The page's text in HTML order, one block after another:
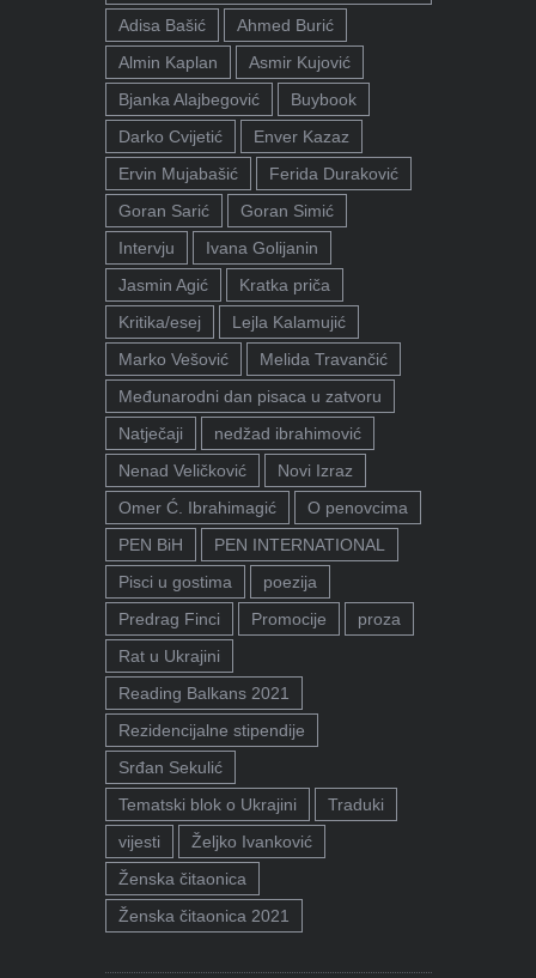
Adisa Bašić
Ahmed Burić
Almin Kaplan
Asmir Kujović
Bjanka Alajbegović
Buybook
Darko Cvijetić
Enver Kazaz
Ervin Mujabašić
Ferida Duraković
Goran Sarić
Goran Simić
Intervju
Ivana Golijanin
Jasmin Agić
Kratka priča
Kritika/esej
Lejla Kalamujić
Marko Vešović
Melida Travančić
Međunarodni dan pisaca u zatvoru
Natječaji
nedžad ibrahimović
Nenad Veličković
Novi Izraz
Omer Ć. Ibrahimagić
O penovcima
PEN BiH
PEN INTERNATIONAL
Pisci u gostima
poezija
Predrag Finci
Promocije
proza
Rat u Ukrajini
Reading Balkans 2021
Rezidencijalne stipendije
Srđan Sekulić
Tematski blok o Ukrajini
Traduki
vijesti
Željko Ivanković
Ženska čitaonica
Ženska čitaonica 2021